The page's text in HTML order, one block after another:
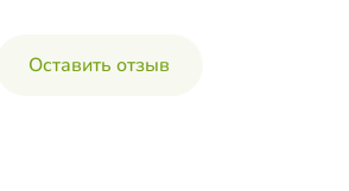
Оставить отзыв